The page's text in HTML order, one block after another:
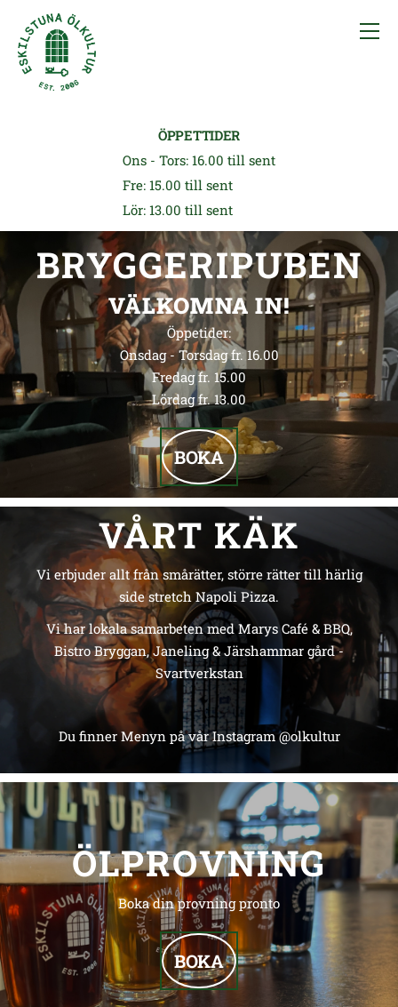
ÖPPETTIDER
Ons - Tors: 16.00 till sent
Fre: 15.00 till sent
Lör: 13.00 till sent
BRYGGERIPUBEN
VÄLKOMNA IN!
Öppetider:
Onsdag - Torsdag fr. 16.00
Fredag fr. 15.00
Lördag fr. 13.00
BOKA
VÅRT KÄK
Vi erbjuder allt från smårätter, större rätter till härlig
side stretch Napoli Pizza.
Vi har lokala samarbeten med Marys Café & BBQ,
Bistro Bryggan, Janeling & Järshammar gård -
Svartverkstan
Du finner Menyn på vår Instagram @olkultur
ÖLPROVNING
Boka din provning pronto
BOKA